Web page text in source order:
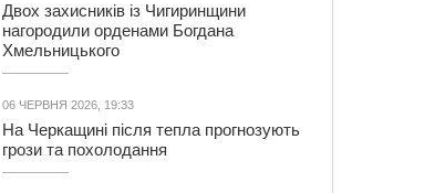
Двох захисників із Чигиринщини
нагородили орденами Богдана
Хмельницького
06 ЧЕРВНЯ 2026, 19:33
На Черкащині після тепла прогнозують
грози та похолодання